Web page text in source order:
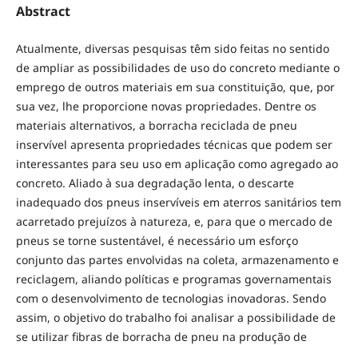
Abstract
Atualmente, diversas pesquisas têm sido feitas no sentido
de ampliar as possibilidades de uso do concreto mediante o
emprego de outros materiais em sua constituição, que, por
sua vez, lhe proporcione novas propriedades. Dentre os
materiais alternativos, a borracha reciclada de pneu
inservível apresenta propriedades técnicas que podem ser
interessantes para seu uso em aplicação como agregado ao
concreto. Aliado à sua degradação lenta, o descarte
inadequado dos pneus inservíveis em aterros sanitários tem
acarretado prejuízos à natureza, e, para que o mercado de
pneus se torne sustentável, é necessário um esforço
conjunto das partes envolvidas na coleta, armazenamento e
reciclagem, aliando políticas e programas governamentais
com o desenvolvimento de tecnologias inovadoras. Sendo
assim, o objetivo do trabalho foi analisar a possibilidade de
se utilizar fibras de borracha de pneu na produção de